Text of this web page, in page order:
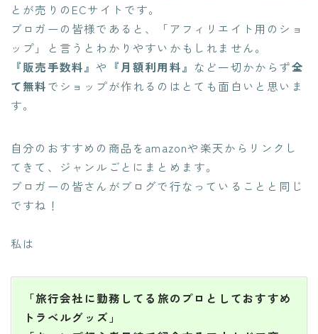
とが売りのECサイトです。
ブロガーの皆様であると、「アフィリエイト用のショ
ップ」と言うとわかりやすいかもしれません。
『販売手数料』や 『月額利用料』 など一切かからず全
て無料でショップが作れるのはとても面白いと思いま
す。
自分のおすすめの商品をamazonや楽天からリンクし
てきて、ジャンルごとにまとめます。
ブロガーの皆さんがブログで行なっていることと同じ
ですね！
私は
「旅行会社に勤務してる旅のプロとしておすすめ
トラベルグッズ」